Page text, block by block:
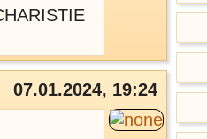
07.01.2024, 19:24